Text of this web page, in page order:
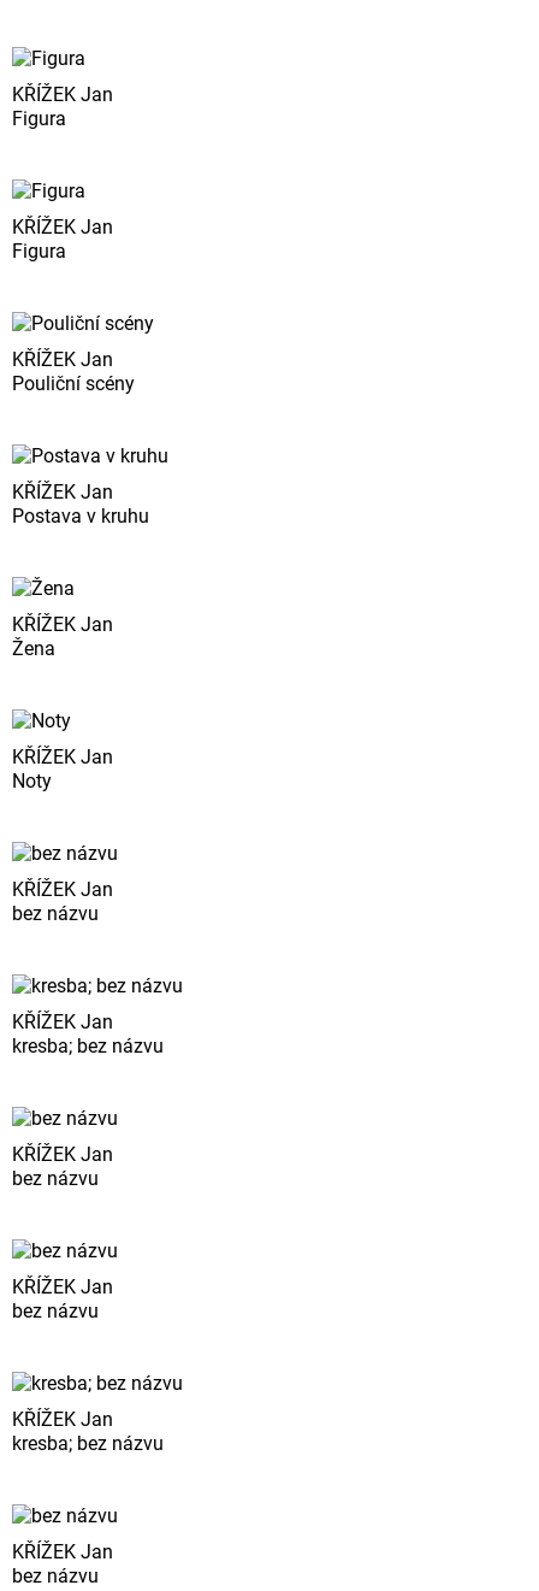
KŘÍŽEK Jan
Figura
KŘÍŽEK Jan
Figura
KŘÍŽEK Jan
Pouliční scény
KŘÍŽEK Jan
Postava v kruhu
KŘÍŽEK Jan
Žena
KŘÍŽEK Jan
Noty
KŘÍŽEK Jan
bez názvu
KŘÍŽEK Jan
kresba; bez názvu
KŘÍŽEK Jan
bez názvu
KŘÍŽEK Jan
bez názvu
KŘÍŽEK Jan
kresba; bez názvu
KŘÍŽEK Jan
bez názvu